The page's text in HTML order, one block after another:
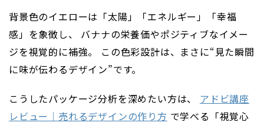
背景色のイエローは「太陽」「エネルギー」「幸福
感」を象徴し、 バナナの栄養価やポジティブなイメー
ジを視覚的に補強。 この色彩設計は、まさに“見た瞬間
に味が伝わるデザイン”です。
こうしたパッケージ分析を深めたい方は、 アドビ講座
レビュー｜売れるデザインの作り方 で学べる「視覚心